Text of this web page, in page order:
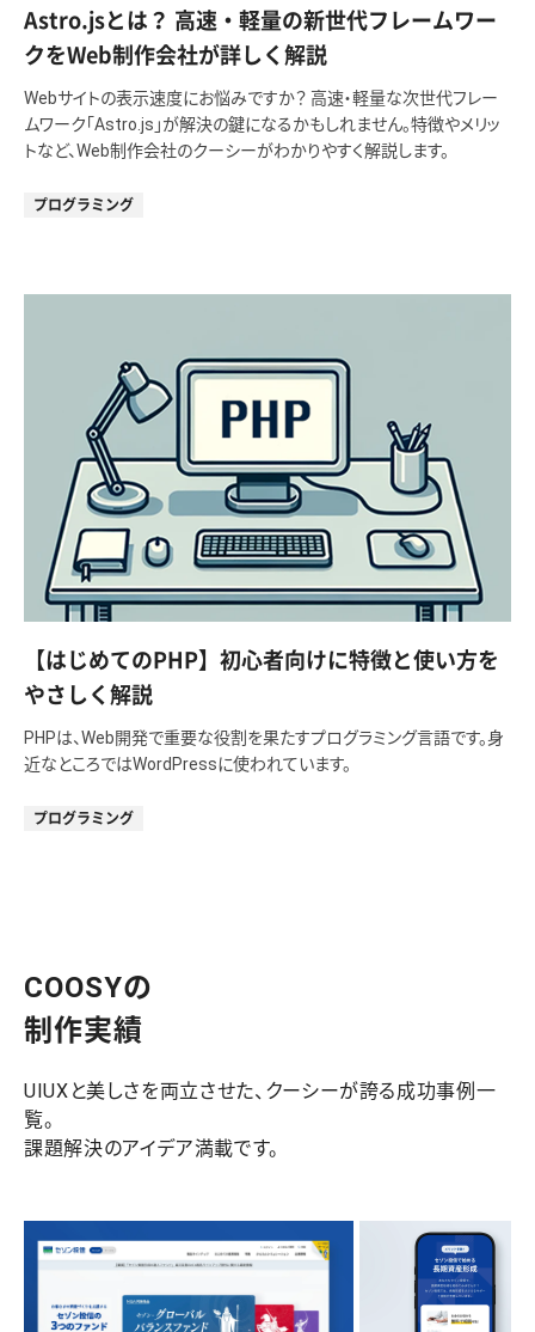
Astro.jsとは？ 高速・軽量の新世代フレームワー
クをWeb制作会社が詳しく解説
Webサイトの表示速度にお悩みですか？ 高速・軽量な次世代フレー
ムワーク「Astro.js」が解決の鍵になるかもしれません。特徴やメリッ
トなど、Web制作会社のクーシーがわかりやすく解説します。
プログラミング
【はじめてのPHP】初心者向けに特徴と使い方を
やさしく解説
PHPは、Web開発で重要な役割を果たすプログラミング言語です。身
近なところではWordPressに使われています。
プログラミング
COOSYの
制作実績
UIUXと美しさを両立させた、クーシーが誇る成功事例一
覧。
課題解決のアイデア満載です。